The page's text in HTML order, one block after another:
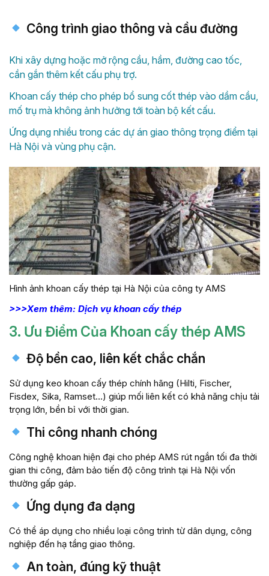
Công trình giao thông và cầu đường
Khi xây dựng hoặc mở rộng cầu, hầm, đường cao tốc,
cần gắn thêm kết cấu phụ trợ.
Khoan cấy thép cho phép bổ sung cốt thép vào dầm cầu,
mố trụ mà không ảnh hưởng tới toàn bộ kết cấu.
Ứng dụng nhiều trong các dự án giao thông trọng điểm tại
Hà Nội và vùng phụ cận.
Hình ảnh khoan cấy thép tại Hà Nội của công ty AMS
>>>Xem thêm: Dịch vụ khoan cấy thép
3. Ưu Điểm Của Khoan cấy thép AMS
Độ bền cao, liên kết chắc chắn
Sử dụng keo khoan cấy thép chính hãng (Hilti, Fischer,
Fisdex, Sika, Ramset…) giúp mối liên kết có khả năng chịu tải
trọng lớn, bền bỉ với thời gian.
Thi công nhanh chóng
Công nghệ khoan hiện đại cho phép AMS rút ngắn tối đa thời
gian thi công, đảm bảo tiến độ công trình tại Hà Nội vốn
thường gấp gáp.
Ứng dụng đa dạng
Có thể áp dụng cho nhiều loại công trình từ dân dụng, công
nghiệp đến hạ tầng giao thông.
An toàn, đúng kỹ thuật